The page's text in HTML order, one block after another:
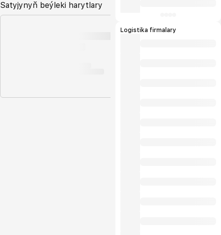
Satyjynyň beýleki harytlary
Logistika firmalary